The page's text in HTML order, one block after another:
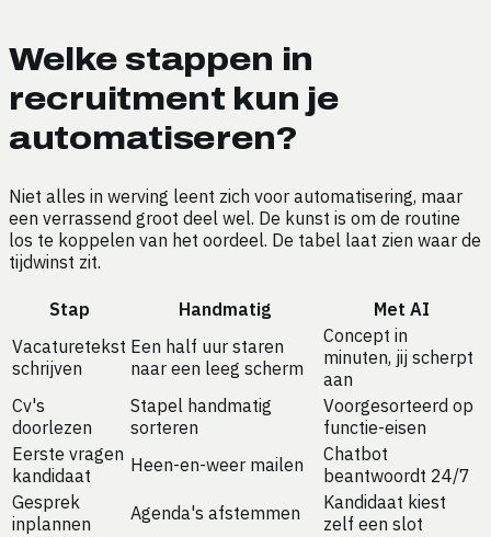
Welke stappen in
recruitment kun je
automatiseren?
Niet alles in werving leent zich voor automatisering, maar
een verrassend groot deel wel. De kunst is om de routine
los te koppelen van het oordeel. De tabel laat zien waar de
tijdwinst zit.
Stap Handmatig
Met AI
Vacaturetekst
schrijven
Een half uur staren
naar een leeg scherm
Concept in
minuten, jij scherpt
aan
Cv's
doorlezen
Stapel handmatig
sorteren
Voorgesorteerd op
functie-eisen
Eerste vragen
kandidaat
Heen-en-weer mailen
Chatbot
beantwoordt 24/7
Gesprek
inplannen
Agenda's afstemmen
Kandidaat kiest
zelf een slot